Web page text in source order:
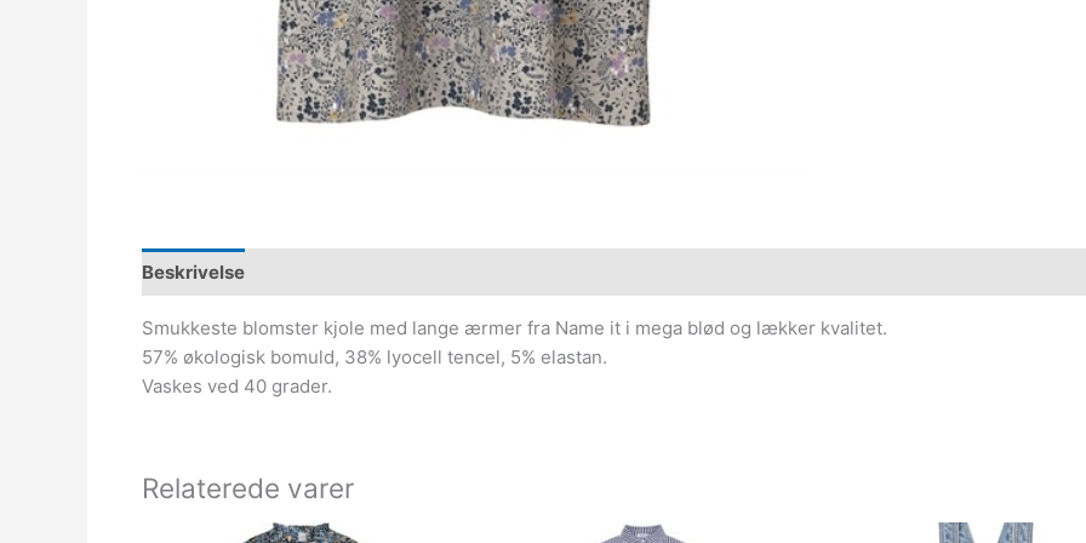
Beskrivelse
Smukkeste blomster kjole med lange ærmer fra Name it i mega blød og lækker kvalitet.
57% økologisk bomuld, 38% lyocell tencel, 5% elastan.
Vaskes ved 40 grader.
Relaterede varer
Den
Den